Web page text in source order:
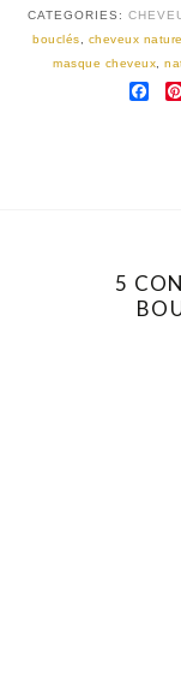
CATEGORIES:
bouclés
cheveux
masque cheveux
5